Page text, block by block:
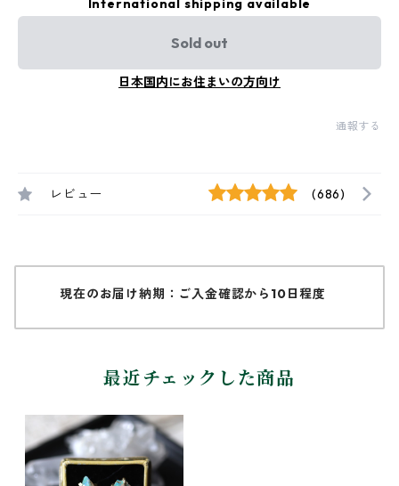
International shipping available
Sold out
日本国内にお住まいの方向け
通報する
レビュー (686)
現在のお届け納期：ご入金確認から10日程度
最近チェックした商品